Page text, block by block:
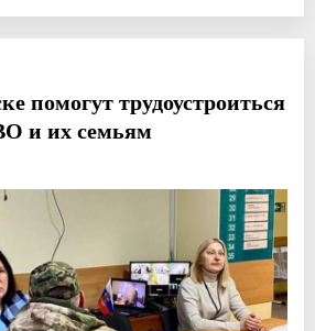
помогут трудоустроиться
и их семьям